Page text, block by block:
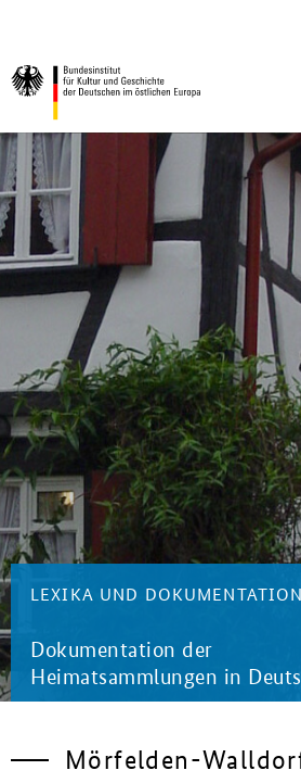
Zurück zur Startseite
LEXIKA UND
Dokumentation der
Heimatsammlungen in
Mörfelden-